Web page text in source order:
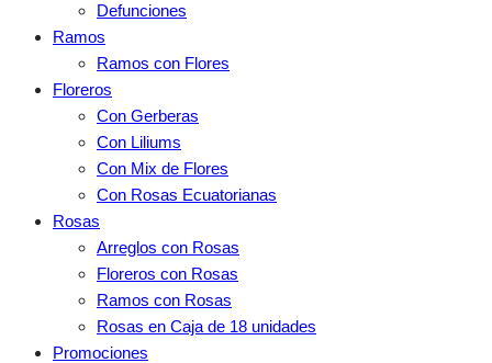
Defunciones
Ramos
Ramos con Flores
Floreros
Con Gerberas
Con Liliums
Con Mix de Flores
Con Rosas Ecuatorianas
Rosas
Arreglos con Rosas
Floreros con Rosas
Ramos con Rosas
Rosas en Caja de 18 unidades
Promociones